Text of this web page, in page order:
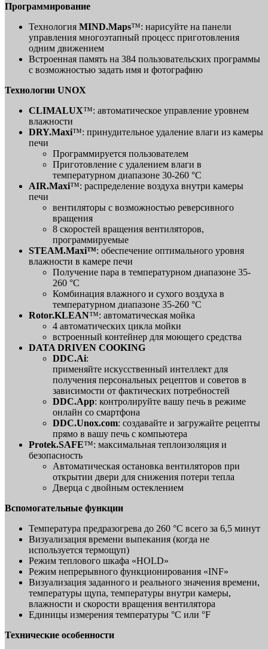
Программирование
Технология MIND.Maps™: нарисуйте на панели
управления многоэтапный процесс приготовления
одним движением
Встроенная память на 384 пользовательских программы
с возможностью задать имя и фотографию
Технологии UNOX
CLIMALUX™: автоматическое управление уровнем
влажности
DRY.Maxi™: принудительное удаление влаги из камеры
печи
Программируется пользователем
Приготовление с удалением влаги в
температурном диапазоне 30-260 °C
AIR.Maxi™: распределение воздуха внутри камеры
печи
вентиляторы с возможностью реверсивного
вращения
8 скоростей вращения вентиляторов,
программируемые
STEAM.Maxi™: обеспечение оптимального уровня
влажности в камере печи
Получение пара в температурном диапазоне 35-
260 °C
Комбинация влажного и сухого воздуха в
температурном диапазоне 35-260 °C
Rotor.KLEAN™: автоматическая мойка
4 автоматических цикла мойки
встроенный контейнер для моющего средства
DATA DRIVEN COOKING
DDC.Ai:
применяйте искусственный интеллект для
получения персональных рецептов и советов в
зависимости от фактических потребностей
DDC.App: контролируйте вашу печь в режиме
онлайн со смартфона
DDC.Unox.com: создавайте и загружайте рецепты
прямо в вашу печь с компьютера
Protek.SAFE™: максимальная теплоизоляция и
безопасность
Автоматическая остановка вентиляторов при
открытии двери для снижения потери тепла
Дверца с двойным остеклением
Вспомогательные функции
Температура предразогрева до 260 °C всего за 6,5 минут
Визуализация времени выпекания (когда не
используется термощуп)
Режим теплового шкафа «HOLD»
Режим непрерывного функционирования «INF»
Визуализация заданного и реального значения времени,
температуры щупа, температуры внутри камеры,
влажности и скорости вращения вентилятора
Единицы измерения температуры °C или °F
Технические особенности